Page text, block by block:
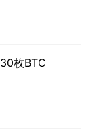
枚BTC